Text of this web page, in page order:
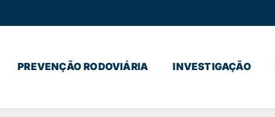
PREVENÇÃO RODOVIÁRIA INVESTIGAÇÃO